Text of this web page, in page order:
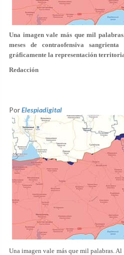
Una imagen vale más que mil
meses de contraofensiva
gráficamente la representación
Redacción
PorElespiadigital
Una imagen vale más que mil palabras.